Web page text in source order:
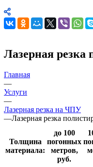
Лазерная резка
Главная
—
Услуги
—
Лазерная резка на ЧПУ
—Лазерная резка
Толщина
материала:
до 100
погонных
метров,
руб.